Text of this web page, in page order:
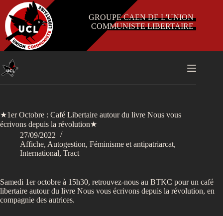
Passer
contenu
GROUPE CAEN DE L'UNION
COMMUNISTE LIBERTAIRE
★1er Octobre : Café Libertaire autour du livre Nous vous
écrivons depuis la révolution★
27/09/2022
Affiche, Autogestion, Féminisme et antipatriarcat,
International, Tract
Samedi 1er octobre à 15h30, retrouvez-nous au BTKC pour un café
libertaire autour du livre Nous vous écrivons depuis la révolution, en
compagnie des autrices.